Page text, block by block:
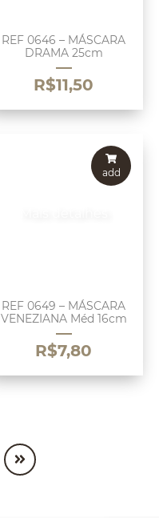
REF 0646 – MÁSCARA
DRAMA 25cm
R$11,50
REF 0649 – MÁSCARA
VENEZIANA Méd 16cm
R$7,80
add